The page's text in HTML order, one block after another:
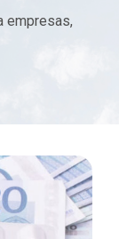
empresas,